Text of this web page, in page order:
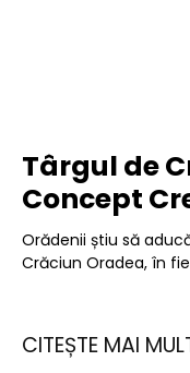
Târgul de
Concept
Orădenii știu să
Crăciun Oradea, în
CITEȘTE MAI